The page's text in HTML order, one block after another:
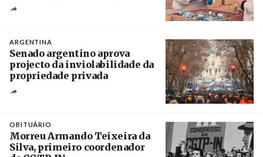
ARGENTINA
Senado argentino aprova
projecto da inviolabilidade da
propriedade privada
OBITUÁRIO
Morreu Armando Teixeira da
Silva, primeiro coordenador